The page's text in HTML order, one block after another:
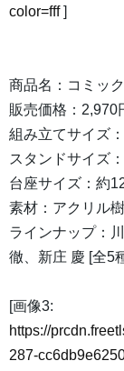
color=fff]
商品名：コミッ
販売価格：2,970
組み立てサイズ
スタンドサイズ
台座サイズ：約
素材：アクリル
ラインナップ：
徹、新庄 慶 [全5
[画像3:
https://
287-